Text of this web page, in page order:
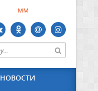
мм
НОВОСТИ